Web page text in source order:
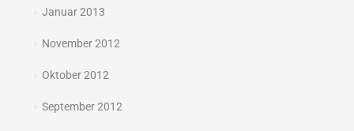
Januar 2013
November 2012
Oktober 2012
September 2012